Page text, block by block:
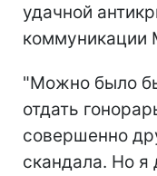
удачной
коммуникации
"Можно было
отдать
совершенно
скандала. Но я